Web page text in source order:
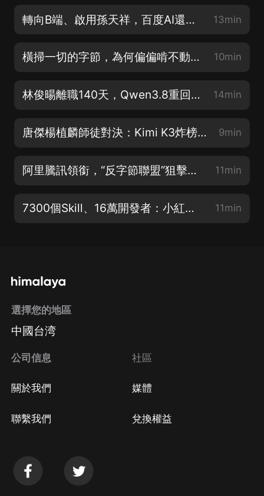
轉向B端、啟用孫天祥，百度AI還剩幾張底牌？ 13min
橫掃一切的字節，為何偏偏啃不動付費網文？ 10min
林俊暘離職140天，Qwen3.8重回開源，阿里大模型還能打嗎？ 14min
唐傑楊植麟師徒對決：Kimi K3炸榜，智譜蒸發3000億 9min
阿里騰訊領銜，“反字節聯盟”狙擊Seedance？ 11min
7300個Skill、16萬開發者：小紅書開始種“AI” 11min
選擇您的地區
中國台湾
公司信息
關於我們
聯繫我們
社區
媒體
兌換權益